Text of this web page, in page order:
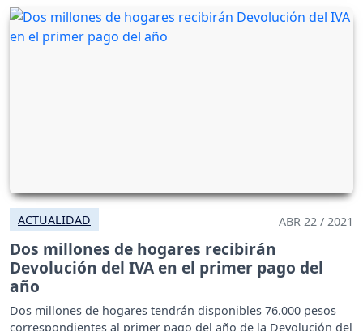
ACTUALIDAD ABR 22 / 2021
Dos millones de hogares recibirán
Devolución del IVA en el primer pago del
año
Dos millones de hogares tendrán disponibles 76.000 pesos
correspondientes al primer pago del año de la Devolución del